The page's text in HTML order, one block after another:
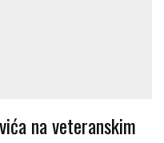
na veteranskim